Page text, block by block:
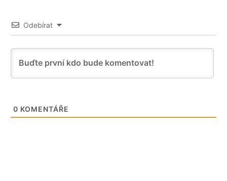
Odebírat
0 KOMENTÁŘE